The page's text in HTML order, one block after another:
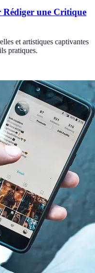
Rédiger une Critique
et artistiques captivantes
pratiques.